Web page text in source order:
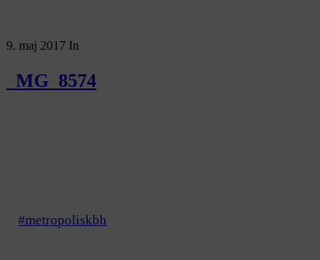
9. maj 2017 In
_MG_8574
#metropoliskbh